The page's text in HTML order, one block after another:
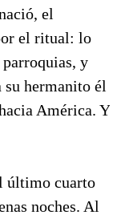
el
el ritual: lo
parroquias, y
hermanito él
América. Y
último cuarto
noches. Al